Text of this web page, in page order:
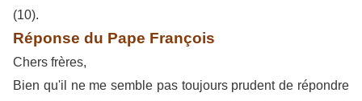
(10).
Réponse du Pape François
Chers frères,
Bien qu'il ne me semble pas toujours prudent de répondre